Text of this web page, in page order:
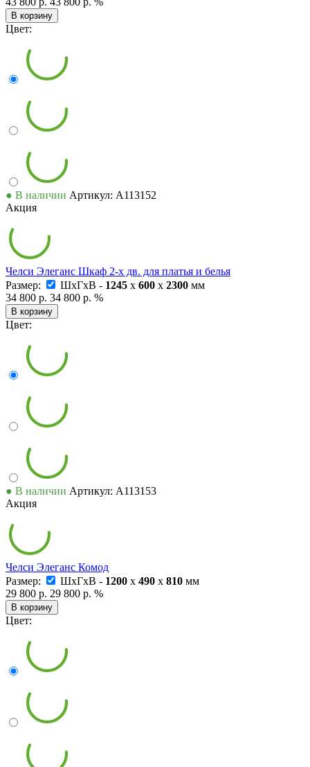
В корзину
Цвет:
● В наличии Артикул: А113152
Акция
Челси Элеганс Шкаф 2-х дв. для платья и белья
Размер:
ШxГxВ - 1245 x 600 x 2300 мм
34 800 р. 34 800 р. %
В корзину
Цвет:
● В наличии Артикул: А113153
Акция
Челси Элеганс Комод
Размер:
ШxГxВ - 1200 x 490 x 810 мм
29 800 р. 29 800 р. %
В корзину
Цвет: